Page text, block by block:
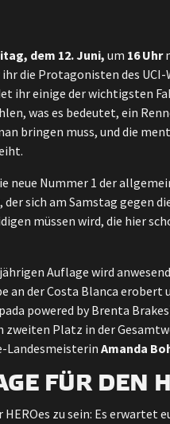
dem 12. Juni, um 16 Uhr
die Protagonisten des UCI-
ihr einige der wichtigsten
was es bedeutet, ein
bringen muss, und die
neue Nummer 1 der
sich am Samstag gegen
müssen wird, die hier
Auflage wird anwesend
an der Costa Blanca
powered by Brenta
zweiten Platz in der
Landesmeisterin Amanda
FÜR DEN
zu sein: Es erwartet